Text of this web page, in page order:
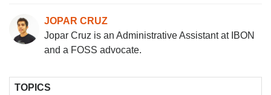
JOPAR CRUZ
Jopar Cruz is an Administrative Assistant at IBON
and a FOSS advocate.
TOPICS